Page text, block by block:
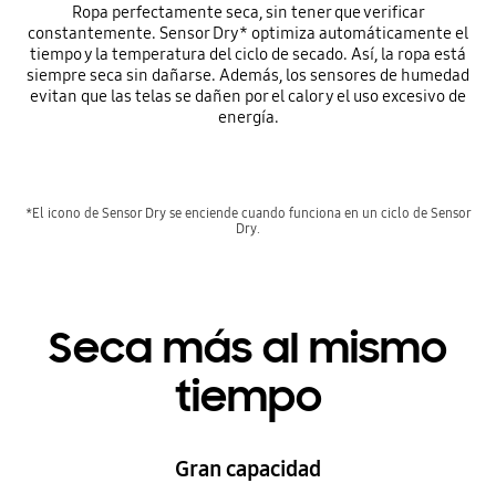
Ropa perfectamente seca, sin tener que verificar
constantemente. Sensor Dry* optimiza automáticamente el
tiempo y la temperatura del ciclo de secado. Así, la ropa está
siempre seca sin dañarse. Además, los sensores de humedad
evitan que las telas se dañen por el calor y el uso excesivo de
energía.
*El icono de Sensor Dry se enciende cuando funciona en un ciclo de Sensor
Dry.
Seca más al mismo
tiempo
Gran capacidad